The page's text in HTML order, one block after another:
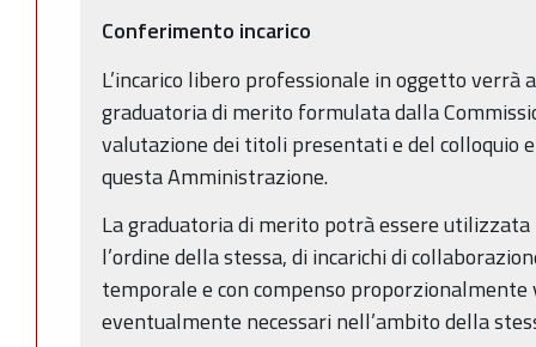
Conferimento incarico
L’incarico libero professionale in oggetto verrà
graduatoria di merito formulata dalla
valutazione dei titoli presentati e del colloquio
questa Amministrazione.
La graduatoria di merito potrà essere
l’ordine della stessa, di incarichi di
temporale e con compenso proporzionalmente
eventualmente necessari nell’ambito della